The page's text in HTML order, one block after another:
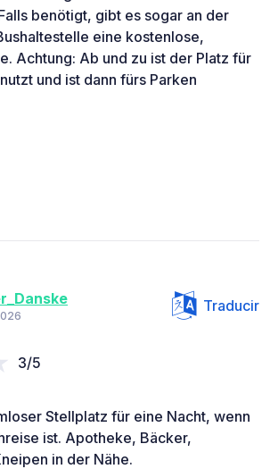
benötigt, gibt es sogar an der
eine kostenlose,
Achtung: Ab und zu ist der Platz für
und ist dann fürs Parken
Traducir
3/5
Stellplatz für eine Nacht, wenn
ist. Apotheke, Bäcker,
in der Nähe.